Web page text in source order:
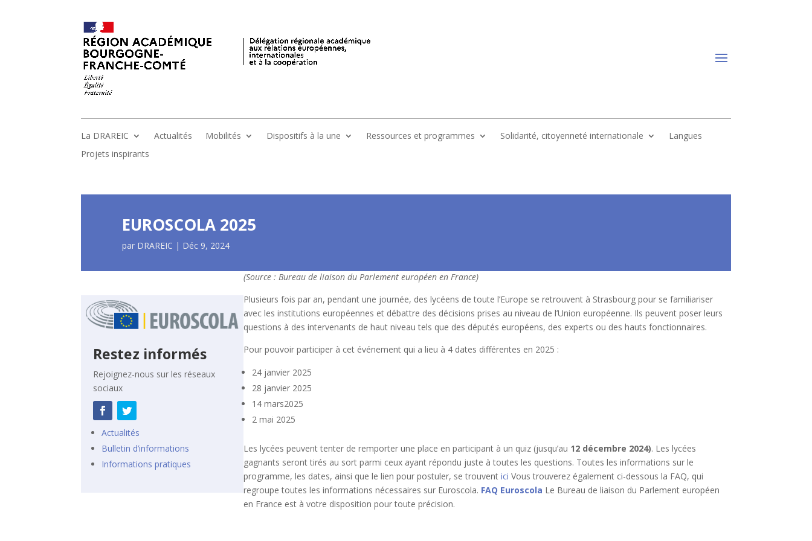
La DRAREIC Actualités Mobilités Dispositifs à la une Ressources et programmes Solidarité, citoyenneté internationale
Langues
Projets inspirants
EUROSCOLA 2025
par DRAREIC | Déc 9, 2024
Restez informés
Rejoignez-nous sur les réseaux
sociaux
Actualités
Bulletin d’informations
Informations pratiques
(Source : Bureau de liaison du Parlement européen en France)
Plusieurs fois par an, pendant une journée, des lycéens de toute l’Europe se retrouvent à Strasbourg pour se familiariser
avec les institutions européennes et débattre des décisions prises au niveau de l’Union européenne. Ils peuvent poser leurs
questions à des intervenants de haut niveau tels que des députés européens, des experts ou des hauts fonctionnaires.
Pour pouvoir participer à cet événement qui a lieu à 4 dates différentes en 2025 :
24 janvier 2025
28 janvier 2025
14 mars2025
2 mai 2025
Les lycées peuvent tenter de remporter une place en participant à un quiz (jusqu’au 12 décembre 2024). Les lycées
gagnants seront tirés au sort parmi ceux ayant répondu juste à toutes les questions. Toutes les informations sur le
programme, les dates, ainsi que le lien pour postuler, se trouventici Vous trouverez également ci-dessous la FAQ, qui
regroupe toutes les informations nécessaires sur Euroscola. FAQ Euroscola Le Bureau de liaison du Parlement européen
en France est à votre disposition pour toute précision.